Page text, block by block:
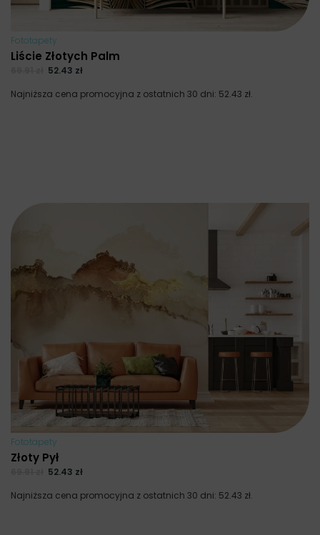
Fototapety
Liście Złotych Palm
52.43 zł
Najniższa cena promocyjna z ostatnich 30 dni: 52.43 zł.
Fototapety
Złoty Pył
52.43 zł
Najniższa cena promocyjna z ostatnich 30 dni: 52.43 zł.